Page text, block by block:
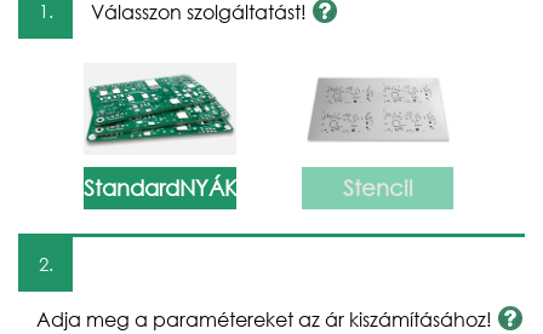
1. Válasszon szolgáltatást!
StandardNYÁK Stencil
2.
Adja meg a paramétereket az ár kiszámításához!